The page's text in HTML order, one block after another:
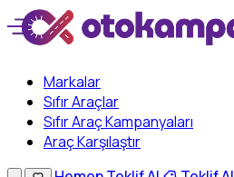
Markalar
Sıfır Araçlar
Sıfır Araç Kampanyaları
Araç Karşılaştır